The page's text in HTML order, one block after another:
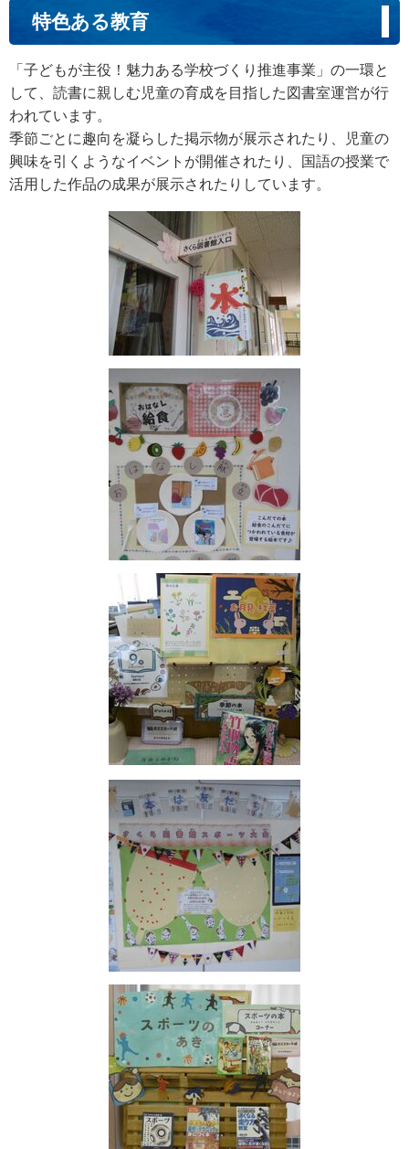
特色ある教育
「子どもが主役！魅力ある学校づくり推進事業」の一環と
して、読書に親しむ児童の育成を目指した図書室運営が行
われています。
季節ごとに趣向を凝らした掲示物が展示されたり、児童の
興味を引くようなイベントが開催されたり、国語の授業で
活用した作品の成果が展示されたりしています。